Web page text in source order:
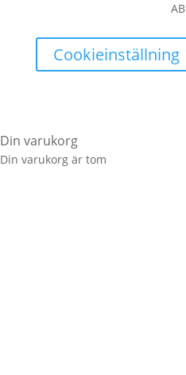
AB
Cookieinställning
Din varukorg
Din varukorg är tom